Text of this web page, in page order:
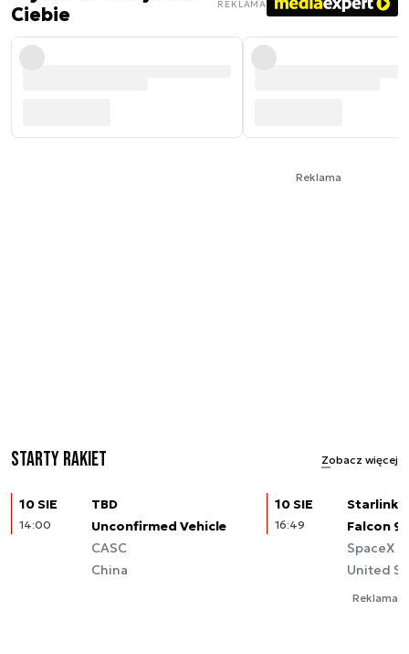
Ciebie
REKLAMA
Reklama
Starty rakiet Zobacz więcej
10 SIE
14:00
TBD
Unconfirmed Vehicle
CASC
China
10 SIE
16:49
Starlink
Falcon 9
SpaceX
United
Reklama